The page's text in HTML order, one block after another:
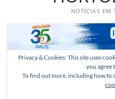
NOTÍCIAS EM
Privacy & Cookies: This site uses
you agree
To find out more, including how to